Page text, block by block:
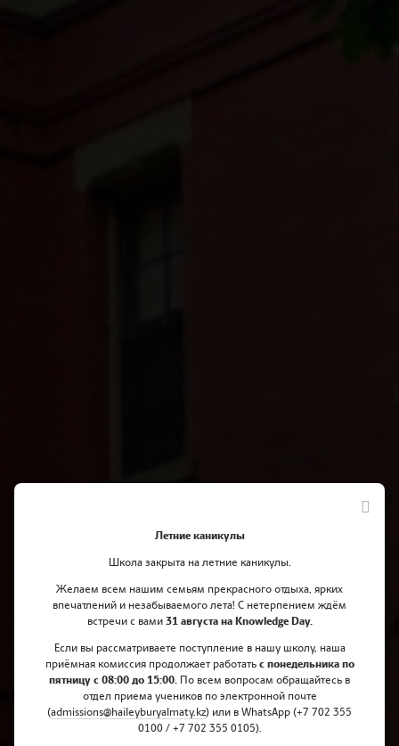
Капитан школы принята в Лигу
плюща и программу двойного
диплома престижных
университетов
Летние каникулы
Школа закрыта на летние каникулы.
Желаем всем нашим семьям прекрасного отдыха, ярких
впечатлений и незабываемого лета! С нетерпением ждём
встречи с вами 31 августа на Knowledge Day.
Если вы рассматриваете поступление в нашу школу, наша
приёмная комиссия продолжает работать с понедельника по
пятницу с 08:00 до 15:00. По всем вопросам обращайтесь в
отдел приема учеников по электронной почте
(admissions@haileyburyalmaty. kz) или в WhatsApp (+7 702 355
0100 / +7 702 355 0105).